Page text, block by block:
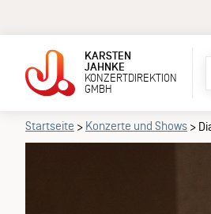
KARSTEN
JAHNKE
KONZERTDIREKTION
GMBH
Startseite > Konzerte und Shows >